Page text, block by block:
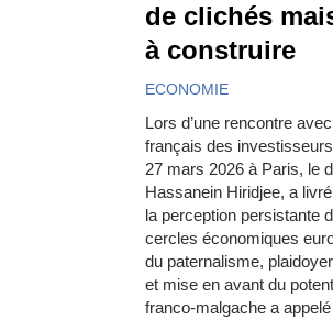
de clichés
à construire
ECONOMIE
Lors d’une rencontre
français des
27 mars 2026 à Paris, le
Hassanein Hiridjee, a
la perception persistante
cercles économiques
du paternalisme,
et mise en avant du
franco-malgache a